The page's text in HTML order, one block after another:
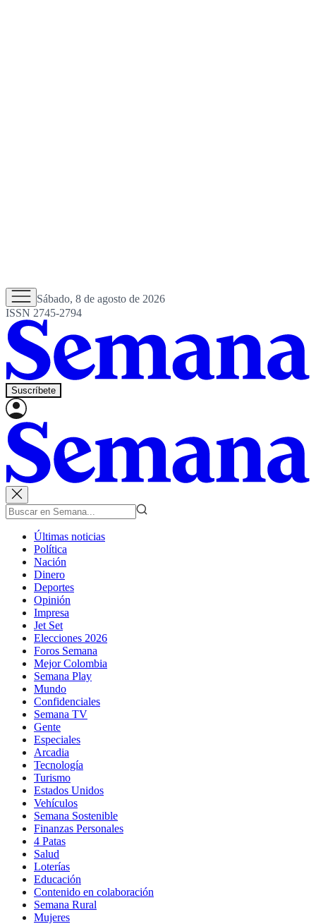
Sábado, 8 de agosto de 2026
ISSN 2745-2794
Suscríbete
Últimas noticias
Política
Nación
Dinero
Deportes
Opinión
Impresa
Jet Set
Elecciones 2026
Foros Semana
Mejor Colombia
Semana Play
Mundo
Confidenciales
Semana TV
Gente
Especiales
Arcadia
Tecnología
Turismo
Estados Unidos
Vehículos
Semana Sostenible
Finanzas Personales
4 Patas
Salud
Loterías
Educación
Contenido en colaboración
Semana Rural
Mujeres